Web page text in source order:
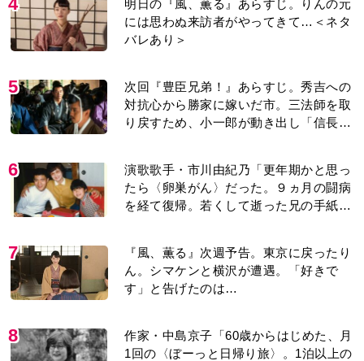
明日の『風、薫る』あらすじ。りんの元
には思わぬ来訪者がやってきて…＜ネタ
バレあり＞
5
次回『豊臣兄弟！』あらすじ。秀吉への
対抗心から勝家に嫁いだ市。三法師を取
り戻すため、小一郎が動き出し「信長の
6
演歌歌手・市川由紀乃「更年期かと思っ
たら〈卵巣がん〉だった。９ヵ月の闘病
を経て復帰。若くして逝った兄の手紙を
7
『風、薫る』次週予告。東京に戻ったり
ん。シマケンと横沢が遭遇。「好きで
す」と告げたのは…
8
作家・中島京子「60歳からはじめた、月
1回の〈ぼーっと日帰り旅〉。1泊以上の